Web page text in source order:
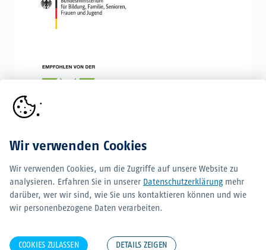
ALLE
FÖRDERER
Wir verwenden Cookies
Wir verwenden Cookies, um die Zugriffe auf unsere Website zu
analysieren. Erfahren Sie in unserer Datenschutzerklärung mehr
darüber, wer wir sind, wie Sie uns kontaktieren können und wie
wir personenbezogene Daten verarbeiten.
COOKIES ZULASSEN DETAILS ZEIGEN